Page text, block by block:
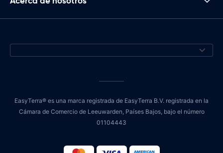
EasyTerra® es una marca registrada de EasyTerra B.V. registrada en la
Cámara de Comercio de Leeuwarden, Países Bajos, bajo el número
01104443